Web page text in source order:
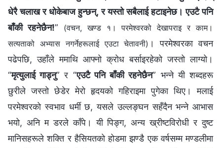
धेरै चलाख र धोकेबाज हुन्छन्, र यस्तो सबैलाई हटाइनेछ। एउटै पनि
बाँकी रहनेछैन!” (वचन, खण्ड १। परमेश्‍वरको देखापराइ र काम।
सत्यताको अभ्यास नगर्नेहरूलाई एउटा चेतावनी) । परमेश्‍वरका वचन
पढेपछि, उहाँले ममाथि आफ्नो क्रोध बर्साइरहेको जस्तो लाग्यो।
“मृत्युलाई गाड्नु” र “एउटै पनि बाँकी रहनेछैन” भन्‍ने यी शब्दहरू
छुरीले जस्तो छेडेर मेरो हृदयको गहिराइमा पुगेका थिए। मलाई
परमेश्‍वरको स्वभाव धर्मी छ, यसले उल्‍लङ्‍घन सहँदैन भन्‍ने आभास
भयो, अनि म डरले काँपे। यी पिङ्ग, अन्य ख्रीष्टविरोधी र दुष्ट
मानिसहरूले शक्ति र हैसियतको होडमा झण्डै एक वर्षसम्म मण्डलीमा